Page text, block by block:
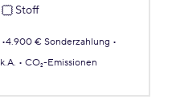
Stoff
4.900 € Sonderzahlung
k.A.
CO₂-Emissionen